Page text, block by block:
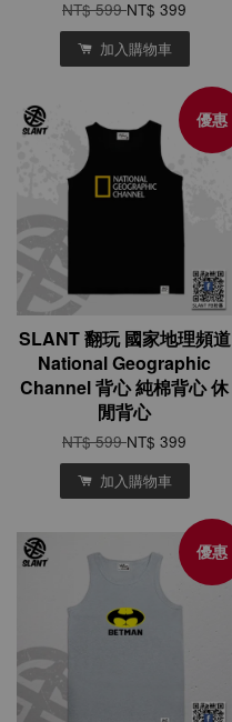
NT$ 599NT$ 399
加入購物車
優惠
SLANT 翻玩 國家地理頻道
National Geographic
Channel 背心 純棉背心 休
閒背心
NT$ 599NT$ 399
加入購物車
優惠